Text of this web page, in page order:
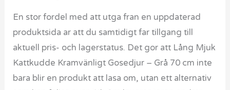
En stor fordel med att utga fran en uppdaterad
produktsida ar att du samtidigt far tillgang till
aktuell pris- och lagerstatus. Det gor att Lång Mjuk
Kattkudde Kramvänligt Gosedjur – Grå 70 cm inte
bara blir en produkt att lasa om, utan ett alternativ